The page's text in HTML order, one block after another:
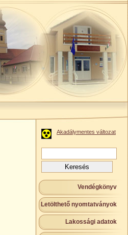
Akadálymentes változat
Vendégkönyv
Letölthető nyomtatványok
Lakossági adatok